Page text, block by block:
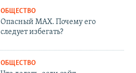
ОБЩЕСТВО
Опасный MAX. Почему его
следует избегать?
ОБЩЕСТВО